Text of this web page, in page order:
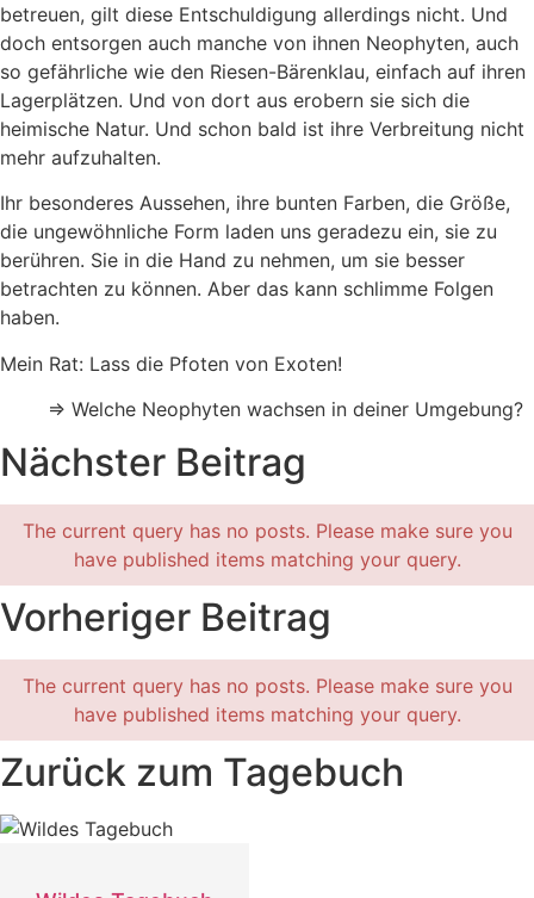
betreuen, gilt diese Entschuldigung allerdings nicht. Und
doch entsorgen auch manche von ihnen Neophyten, auch
so gefährliche wie den Riesen-Bärenklau, einfach auf ihren
Lagerplätzen. Und von dort aus erobern sie sich die
heimische Natur. Und schon bald ist ihre Verbreitung nicht
mehr aufzuhalten.
Ihr besonderes Aussehen, ihre bunten Farben, die Größe,
die ungewöhnliche Form laden uns geradezu ein, sie zu
berühren. Sie in die Hand zu nehmen, um sie besser
betrachten zu können. Aber das kann schlimme Folgen
haben.
Mein Rat: Lass die Pfoten von Exoten!
⇒ Welche Neophyten wachsen in deiner Umgebung?
Nächster Beitrag
The current query has no posts. Please make sure you
have published items matching your query.
Vorheriger Beitrag
The current query has no posts. Please make sure you
have published items matching your query.
Zurück zum Tagebuch